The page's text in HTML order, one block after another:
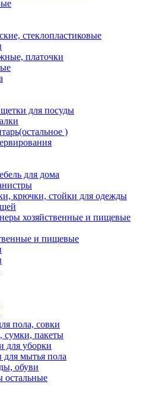
стеклопластиковые
платочки
для посуды
)
для дома
крючки, стойки для одежды
хозяйственные и пищевые
и пищевые
пола, совки
сумки, пакеты
для уборки
мытья пола
обуви
остальные